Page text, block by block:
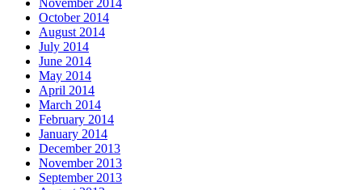
November 2014
October 2014
August 2014
July 2014
June 2014
May 2014
April 2014
March 2014
February 2014
January 2014
December 2013
November 2013
September 2013